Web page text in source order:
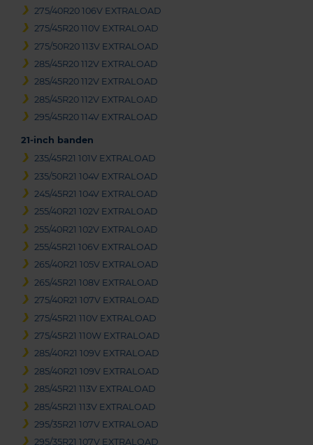
275/40R20 106V EXTRALOAD
275/45R20 110V EXTRALOAD
275/50R20 113V EXTRALOAD
285/45R20 112V EXTRALOAD
285/45R20 112V EXTRALOAD
285/45R20 112V EXTRALOAD
295/45R20 114V EXTRALOAD
21-inch banden
235/45R21 101V EXTRALOAD
235/50R21 104V EXTRALOAD
245/45R21 104V EXTRALOAD
255/40R21 102V EXTRALOAD
255/40R21 102V EXTRALOAD
255/45R21 106V EXTRALOAD
265/40R21 105V EXTRALOAD
265/45R21 108V EXTRALOAD
275/40R21 107V EXTRALOAD
275/45R21 110V EXTRALOAD
275/45R21 110W EXTRALOAD
285/40R21 109V EXTRALOAD
285/40R21 109V EXTRALOAD
285/45R21 113V EXTRALOAD
285/45R21 113V EXTRALOAD
295/35R21 107V EXTRALOAD
295/35R21 107V EXTRALOAD